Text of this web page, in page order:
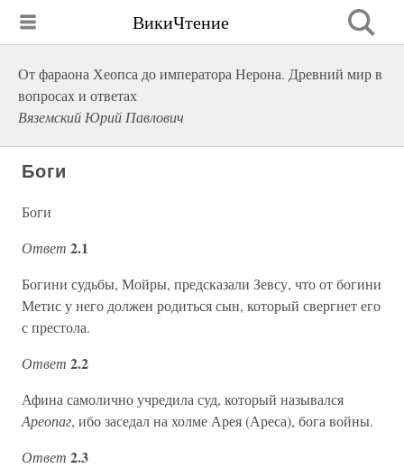
ВикиЧтение
От фараона Хеопса до императора Нерона. Древний мир в
вопросах и ответах
Вяземский Юрий Павлович
Боги
Боги
Ответ 2.1
Богини судьбы, Мойры, предсказали Зевсу, что от богини
Метис у него должен родиться сын, который свергнет его
с престола.
Ответ 2.2
Афина самолично учредила суд, который назывался
Ареопаг, ибо заседал на холме Арея (Ареса), бога войны.
Ответ 2.3